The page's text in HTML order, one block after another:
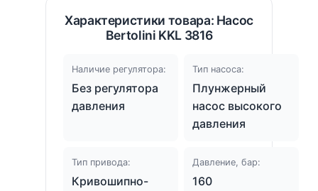
Характеристики товара: Насос
Bertolini KKL 3816
Наличие регулятора:
Без регулятора
давления
Тип насоса:
Плунжерный
насос высокого
давления
Тип привода:
Кривошипно-
Давление, бар:
160